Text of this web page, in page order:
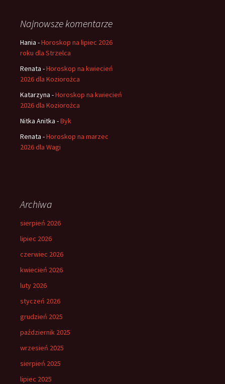
Najnowsze komentarze
Hania -Horoskop na lipiec 2026
roku dla Strzelca
Renata -Horoskop na kwiecień
2026 dla Koziorożca
Katarzyna -Horoskop na kwiecień
2026 dla Koziorożca
Nitka Anitka -Byk
Renata -Horoskop na marzec
2026 dla Wagi
Archiwa
sierpień 2026
lipiec 2026
czerwiec 2026
kwiecień 2026
luty 2026
styczeń 2026
grudzień 2025
październik 2025
wrzesień 2025
sierpień 2025
lipiec 2025